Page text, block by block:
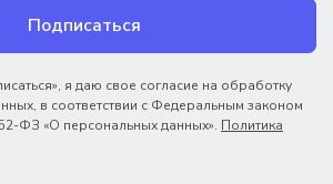
Подписаться
я даю свое согласие на обработку
в соответствии с Федеральным законом
ФЗ «О персональных данных». Политика